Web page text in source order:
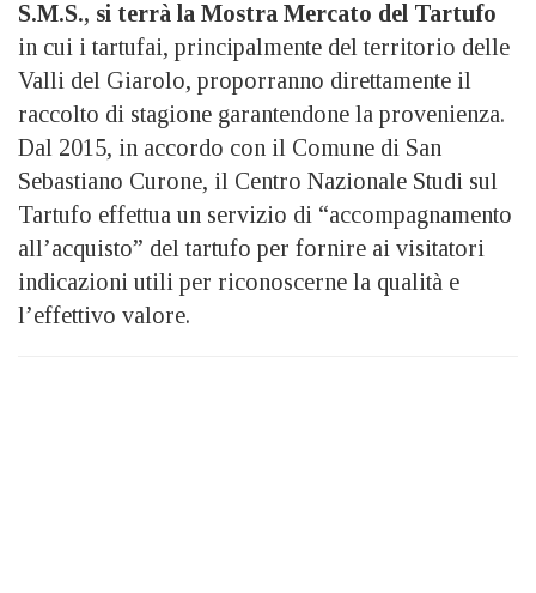
S.M.S., si terrà la Mostra Mercato del Tartufo
in cui i tartufai, principalmente del territorio delle
Valli del Giarolo, proporranno direttamente il
raccolto di stagione garantendone la provenienza.
Dal 2015, in accordo con il Comune di San
Sebastiano Curone, il Centro Nazionale Studi sul
Tartufo effettua un servizio di “accompagnamento
all’acquisto” del tartufo per fornire ai visitatori
indicazioni utili per riconoscerne la qualità e
l’effettivo valore.